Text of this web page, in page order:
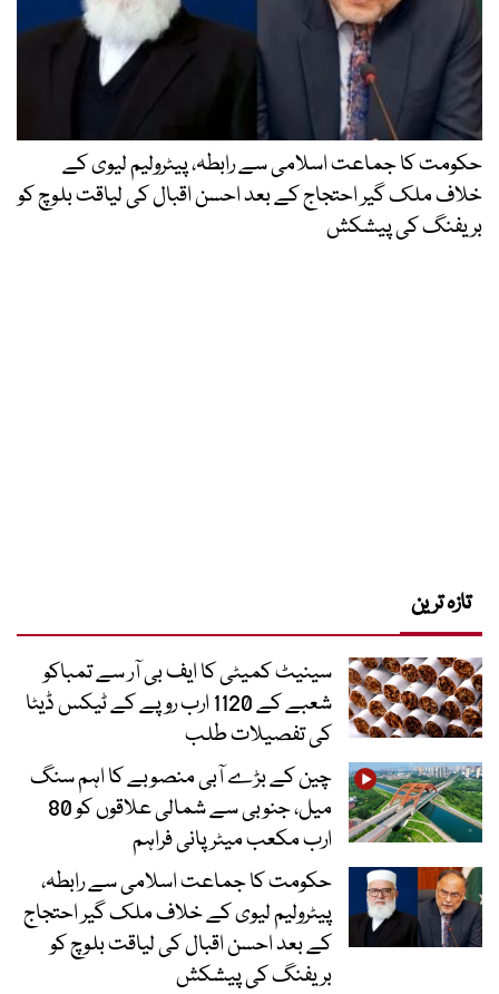
حکومت کا جماعت اسلامی سے رابطہ، پیٹرولیم لیوی کے
خلاف ملک گیر احتجاج کے بعد احسن اقبال کی لیاقت بلوچ کو
بریفنگ کی پیشکش
تازہ ترین
سینیٹ کمیٹی کا ایف بی آر سے تمباکو
شعبے کے 1120 ارب روپے کے ٹیکس ڈیٹا
کی تفصیلات طلب
چین کے بڑے آبی منصوبے کا اہم سنگ
میل، جنوبی سے شمالی علاقوں کو 80
ارب مکعب میٹر پانی فراہم
حکومت کا جماعت اسلامی سے رابطہ،
پیٹرولیم لیوی کے خلاف ملک گیر احتجاج
کے بعد احسن اقبال کی لیاقت بلوچ کو
بریفنگ کی پیشکش